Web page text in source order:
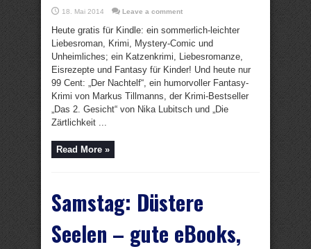
18. Mai 2014 Leave a comment
Heute gratis für Kindle: ein sommerlich-leichter
Liebesroman, Krimi, Mystery-Comic und
Unheimliches; ein Katzenkrimi, Liebesromanze,
Eisrezepte und Fantasy für Kinder! Und heute nur
99 Cent: „Der Nachtelf“, ein humorvoller Fantasy-
Krimi von Markus Tillmanns, der Krimi-Bestseller
„Das 2. Gesicht“ von Nika Lubitsch und „Die
Zärtlichkeit ...
Read More »
Samstag: Düstere
Seelen – gute eBooks,